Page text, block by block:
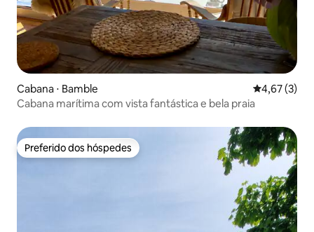
Cabana ⋅ Bamble 4,67 de
4,67 (3)
Cabana marítima com vista fantástica e bela praia
Preferido dos hóspedes
Preferido dos hóspedes